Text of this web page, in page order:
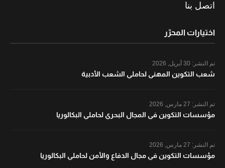
اتصل بنا
اختيارات المحرّر
تم النشر:
شعب التكوين المهني لحاملي الشعب الأدبية
تم النشر:
مؤسسات التكوين في المجال البحري لحاملي البكالوريا
تم النشر:
مؤسسات التكوين في مجال الدفاع والأمن لحاملي البكالوريا